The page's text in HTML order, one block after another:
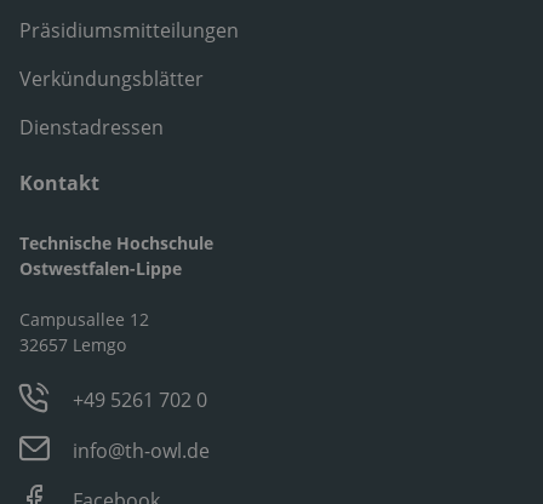
Präsidiumsmitteilungen
Verkündungsblätter
Dienstadressen
Kontakt
Technische Hochschule
Ostwestfalen-Lippe
Campusallee 12
32657 Lemgo
+49 5261 702 0
info@th-owl.de